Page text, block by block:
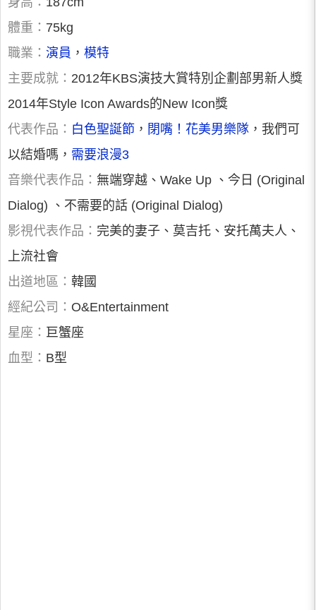
體重： 75kg
職業： 演員 ， 模特
主要成就： 2012年KBS演技大賞特別企劃部男新人獎
2014年Style Icon Awards的New Icon獎
代表作品： 白色聖誕節 ， 閉嘴！花美男樂隊 ，我們可
以結婚嗎， 需要浪漫3
音樂代表作品： 無端穿越、Wake Up 、今日 (Original
Dialog) 、不需要的話 (Original Dialog)
影視代表作品： 完美的妻子、莫吉托、安托萬夫人、
上流社會
出道地區： 韓國
經紀公司： O&Entertainment
星座： 巨蟹座
血型： B型